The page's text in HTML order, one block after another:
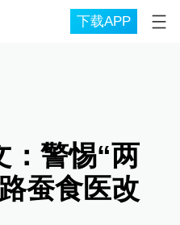
下载APP
：警惕“两
蚕食医改